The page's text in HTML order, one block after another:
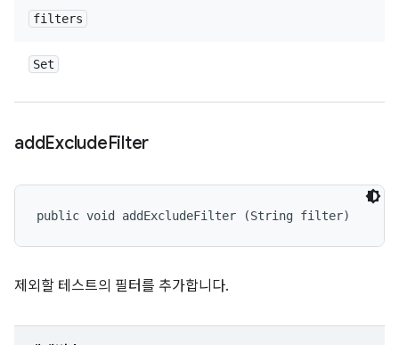
filters
Set
addExcludeFilter
public void addExcludeFilter (String filter)
제외할 테스트의 필터를 추가합니다.